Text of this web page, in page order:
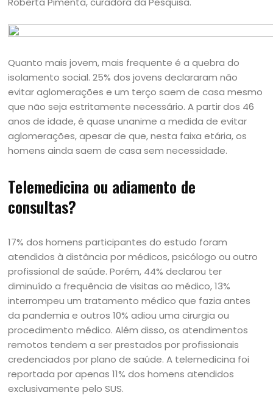
Quanto mais jovem, mais frequente é a quebra do
isolamento social. 25% dos jovens declararam não
evitar aglomerações e um terço saem de casa mesmo
que não seja estritamente necessário. A partir dos 46
anos de idade, é quase unanime a medida de evitar
aglomerações, apesar de que, nesta faixa etária, os
homens ainda saem de casa sem necessidade.
Telemedicina ou adiamento de
consultas?
17% dos homens participantes do estudo foram
atendidos à distância por médicos, psicólogo ou outro
profissional de saúde. Porém, 44% declarou ter
diminuído a frequência de visitas ao médico, 13%
interrompeu um tratamento médico que fazia antes
da pandemia e outros 10% adiou uma cirurgia ou
procedimento médico. Além disso, os atendimentos
remotos tendem a ser prestados por profissionais
credenciados por plano de saúde. A telemedicina foi
reportada por apenas 11% dos homens atendidos
exclusivamente pelo SUS.